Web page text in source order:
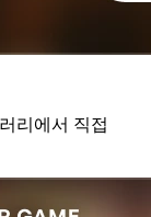
리에서 직접